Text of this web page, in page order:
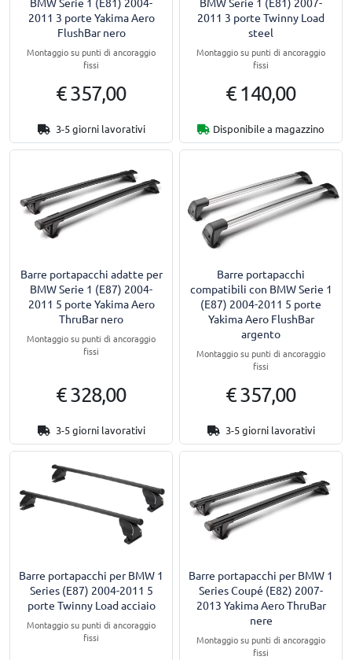
2011 3 porte Yakima Aero
FlushBar nero
Montaggio su punti di ancoraggio
fissi
€ 357,00
3-5 giorni lavorativi
2011 3 porte Twinny Load
steel
Montaggio su punti di ancoraggio
fissi
€ 140,00
Disponibile a magazzino
Barre portapacchi adatte per
BMW Serie 1 (E87) 2004-
2011 5 porte Yakima Aero
ThruBar nero
Montaggio su punti di ancoraggio
fissi
€ 328,00
3-5 giorni lavorativi
Barre portapacchi
compatibili con BMW Serie 1
(E87) 2004-2011 5 porte
Yakima Aero FlushBar
argento
Montaggio su punti di ancoraggio
fissi
€ 357,00
3-5 giorni lavorativi
Barre portapacchi per BMW 1
Series (E87) 2004-2011 5
porte Twinny Load acciaio
Montaggio su punti di ancoraggio
fissi
Barre portapacchi per BMW 1
Series Coupé (E82) 2007-
2013 Yakima Aero ThruBar
nere
Montaggio su punti di ancoraggio
fissi